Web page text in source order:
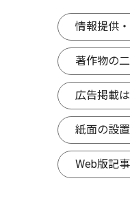
情報提供
著作物の
広告掲載
紙面の設
Web版記